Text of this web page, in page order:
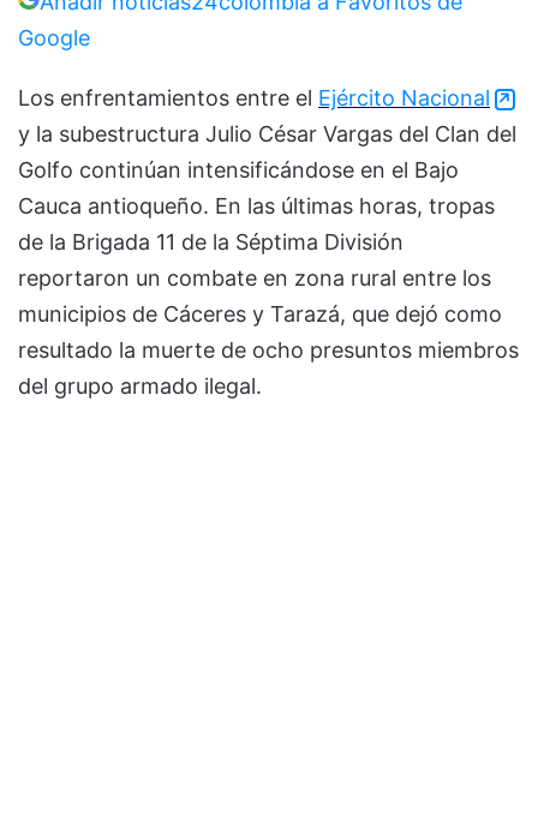
Google
Los enfrentamientos entre el Ejército Nacional
y la subestructura Julio César Vargas del Clan del
Golfo continúan intensificándose en el Bajo
Cauca antioqueño. En las últimas horas, tropas
de la Brigada 11 de la Séptima División
reportaron un combate en zona rural entre los
municipios de Cáceres y Tarazá, que dejó como
resultado la muerte de ocho presuntos miembros
del grupo armado ilegal.